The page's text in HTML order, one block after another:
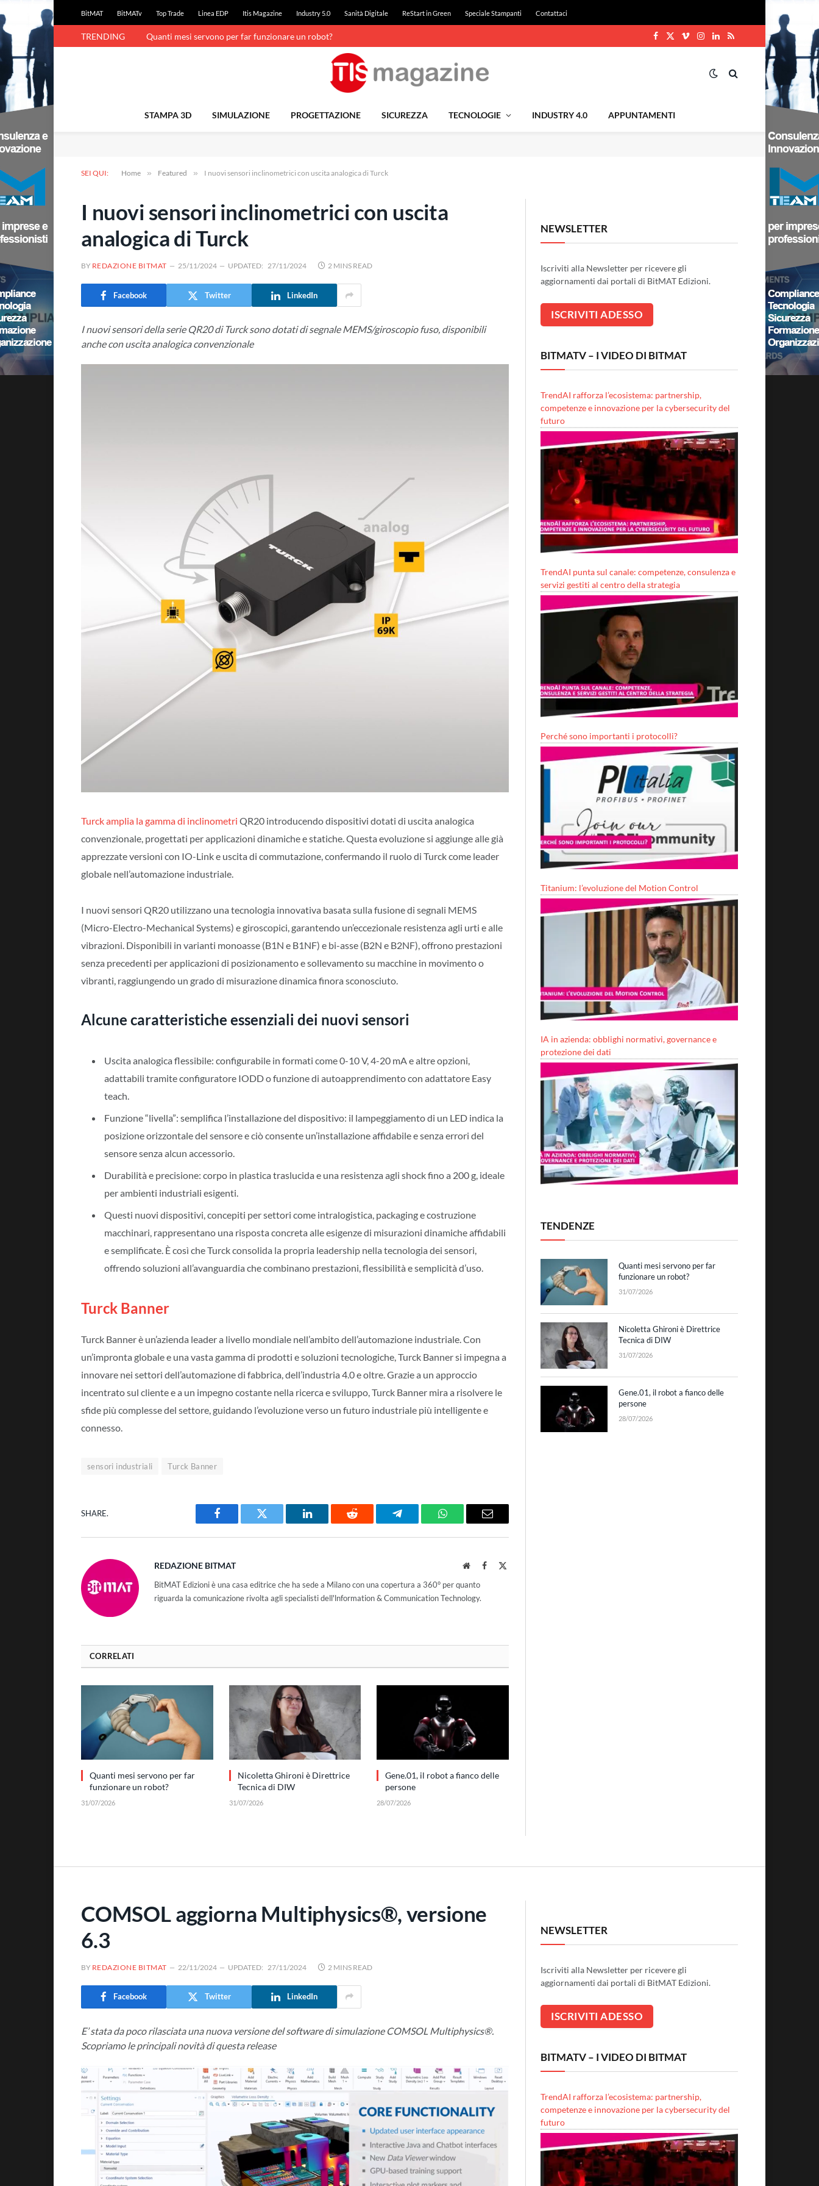
BitMAT BitMATv Top Trade Linea EDP Itis Magazine Industry 5.0 Sanità Digitale ReStart in Green Speciale Stampanti Contattaci
TRENDING Quanti mesi servono per far funzionare un robot?
Facebook
X
VimeoInstagram
LinkedIn
RSS
STAMPA 3D SIMULAZIONE PROGETTAZIONE SICUREZZA TECNOLOGIE INDUSTRY 4.0 APPUNTAMENTI
SEI QUI: Home » Featured » I nuovi sensori inclinometrici con uscita analogica di Turck
I nuovi sensori inclinometrici con uscita
analogica di Turck
BY REDAZIONE BITMAT 25/11/2024 UPDATED: 27/11/2024 2 MINS READ
Facebook Twitter LinkedIn
I nuovi sensori della serie QR20 di Turck sono dotati di segnale MEMS/giroscopio fuso, disponibili
anche con uscita analogica convenzionale
Turck amplia la gamma di inclinometri QR20 introducendo dispositivi dotati di uscita analogica
convenzionale, progettati per applicazioni dinamiche e statiche. Questa evoluzione si aggiunge alle già
apprezzate versioni con IO-Link e uscita di commutazione, confermando il ruolo di Turck come leader
globale nell’automazione industriale.
I nuovi sensori QR20 utilizzano una tecnologia innovativa basata sulla fusione di segnali MEMS
(Micro-Electro-Mechanical Systems) e giroscopici, garantendo un’eccezionale resistenza agli urti e alle
vibrazioni. Disponibili in varianti monoasse (B1N e B1NF) e bi-asse (B2N e B2NF), offrono prestazioni
senza precedenti per applicazioni di posizionamento e sollevamento su macchine in movimento o
vibranti, raggiungendo un grado di misurazione dinamica finora sconosciuto.
Alcune caratteristiche essenziali dei nuovi sensori
Uscita analogica flessibile: configurabile in formati come 0-10 V, 4-20 mA e altre opzioni,
adattabili tramite configuratore IODD o funzione di autoapprendimento con adattatore Easy
teach.
Funzione “livella”: semplifica l’installazione del dispositivo: il lampeggiamento di un LED indica la
posizione orizzontale del sensore e ciò consente un’installazione affidabile e senza errori del
sensore senza alcun accessorio.
Durabilità e precisione: corpo in plastica traslucida e una resistenza agli shock fino a 200 g, ideale
per ambienti industriali esigenti.
Questi nuovi dispositivi, concepiti per settori come intralogistica, packaging e costruzione
macchinari, rappresentano una risposta concreta alle esigenze di misurazioni dinamiche affidabili
e semplificate. È così che Turck consolida la propria leadership nella tecnologia dei sensori,
offrendo soluzioni all’avanguardia che combinano prestazioni, flessibilità e semplicità d’uso.
Turck Banner
Turck Banner è un’azienda leader a livello mondiale nell’ambito dell’automazione industriale. Con
un’impronta globale e una vasta gamma di prodotti e soluzioni tecnologiche, Turck Banner si impegna a
innovare nei settori dell’automazione di fabbrica, dell’industria 4.0 e oltre. Grazie a un approccio
incentrato sul cliente e a un impegno costante nella ricerca e sviluppo, Turck Banner mira a risolvere le
sfide più complesse del settore, guidando l’evoluzione verso un futuro industriale più intelligente e
connesso.
sensori industriali Turck Banner
SHARE.
Facebook Twitter LinkedIn Reddit Telegram WhatsAppEmail
REDAZIONE BITMAT WebsiteFacebook
BitMAT Edizioni è una casa editrice che ha sede a Milano con una copertura a 360° per quanto
riguarda la comunicazione rivolta agli specialisti dell'lnformation & Communication Technology.
CORRELATI
Quanti mesi servono per far
funzionare un robot?
31/07/2026
Nicoletta Ghironi è Direttrice
Tecnica di DIW
31/07/2026
Gene.01, il robot a fianco delle
persone
28/07/2026
NEWSLETTER
Iscriviti alla Newsletter per ricevere gli
aggiornamenti dai portali di BitMAT Edizioni.
BITMATV – I VIDEO DI BITMAT
TrendAI rafforza l’ecosistema: partnership,
competenze e innovazione per la cybersecurity del
futuro
TrendAI punta sul canale: competenze, consulenza e
servizi gestiti al centro della strategia
Perché sono importanti i protocolli?
Titanium: l’evoluzione del Motion Control
IA in azienda: obblighi normativi, governance e
protezione dei dati
TENDENZE
Quanti mesi servono per far
funzionare un robot?
31/07/2026
Nicoletta Ghironi è Direttrice
Tecnica di DIW
31/07/2026
Gene.01, il robot a fianco delle
persone
28/07/2026
COMSOL aggiorna Multiphysics®, versione
6.3
BY REDAZIONE BITMAT 22/11/2024 UPDATED: 27/11/2024 2 MINS READ
Facebook Twitter LinkedIn
E’ stata da poco rilasciata una nuova versione del software di simulazione COMSOL Multiphysics®.
Scopriamo le principali novità di questa release
NEWSLETTER
Iscriviti alla Newsletter per ricevere gli
aggiornamenti dai portali di BitMAT Edizioni.
BITMATV – I VIDEO DI BITMAT
TrendAI rafforza l’ecosistema: partnership,
competenze e innovazione per la cybersecurity del
futuro